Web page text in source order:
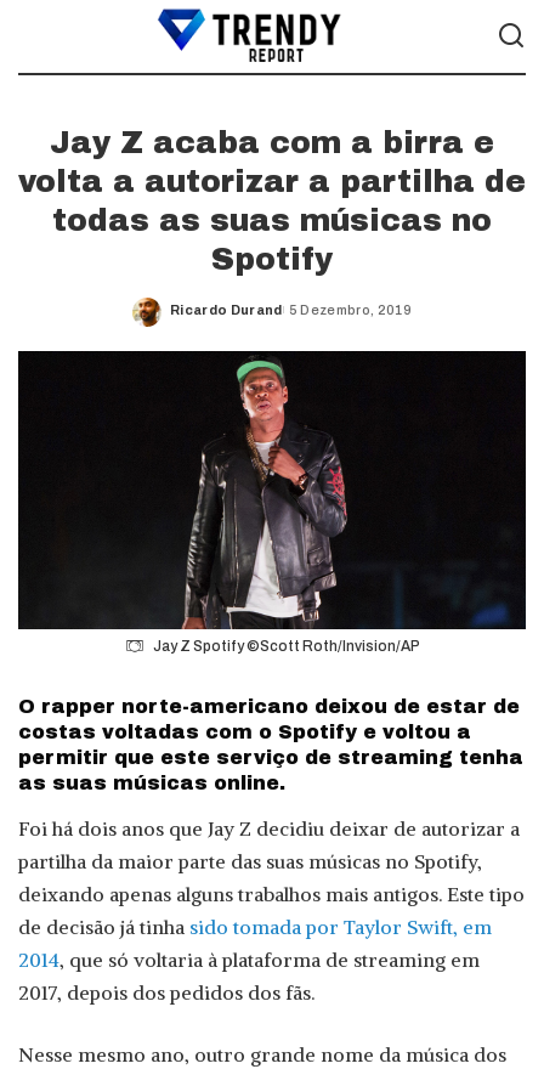
Jay Z acaba com a birra e
volta a autorizar a partilha de
todas as suas músicas no
Spotify
Posted
Ricardo Durand 5 Dezembro, 2019
Jay Z Spotify ©Scott Roth/Invision/AP
O rapper norte-americano deixou de estar de
costas voltadas com o Spotify e voltou a
permitir que este serviço de streaming tenha
as suas músicas online.
Foi há dois anos que Jay Z decidiu deixar de autorizar a
partilha da maior parte das suas músicas no Spotify,
deixando apenas alguns trabalhos mais antigos. Este tipo
de decisão já tinha sido tomada por Taylor Swift, em
2014, que só voltaria à plataforma de streaming em
2017, depois dos pedidos dos fãs.
Nesse mesmo ano, outro grande nome da música dos